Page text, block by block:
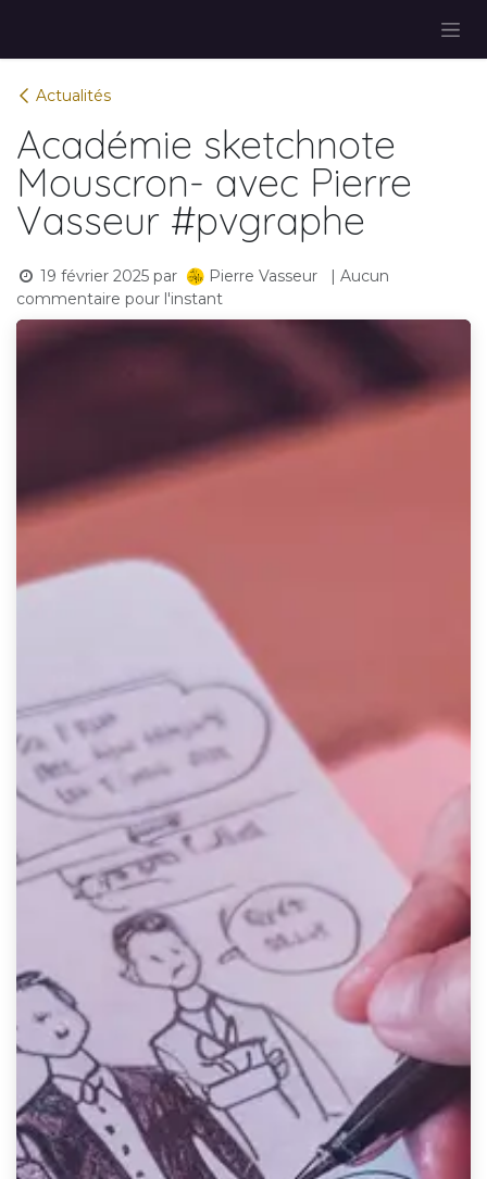
Actualités
Académie sketchnote
Mouscron- avec Pierre
Vasseur #pvgraphe
19 février 2025 par Pierre Vasseur
| Aucun
commentaire pour l'instant